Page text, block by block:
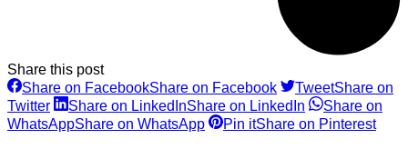
Share this post
Share on FacebookShare on Facebook TweetShare on
Twitter
Share on LinkedInShare on LinkedIn
Share on
WhatsAppShare on WhatsApp Pin itShare on Pinterest